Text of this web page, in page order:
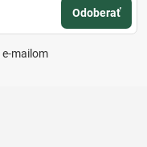
Odoberať
mailom